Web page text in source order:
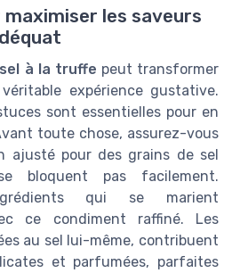
les saveurs
à la truffe peut transformer
expérience gustative.
sont essentielles pour en
toute chose, assurez-vous
ajusté pour des grains de sel
bloquent pas facilement.
qui se marient
ce condiment raffiné. Les
au sel lui-même, contribuent
et parfumées, parfaites